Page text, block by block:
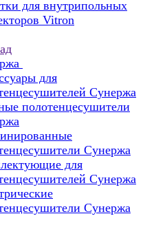
для внутрипольных
Vitron
для
Сунержа
полотенцесушители
Сунержа
для
Сунержа
Сунержа